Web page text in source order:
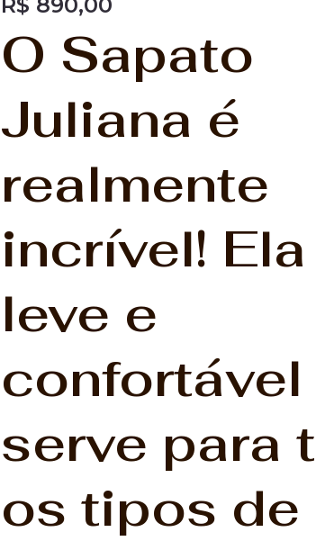
O Sapato
Juliana é
realmente
incrível!
leve e
confortável
serve para
os tipos de
Preta
Salto
SPR
quantidade